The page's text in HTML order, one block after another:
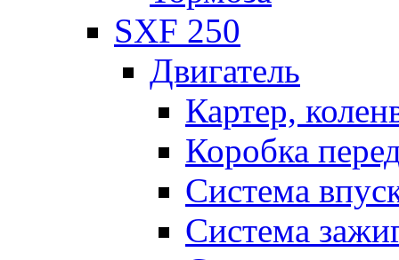
SXF 250
Двигатель
Картер,
Коробка
Система
Система